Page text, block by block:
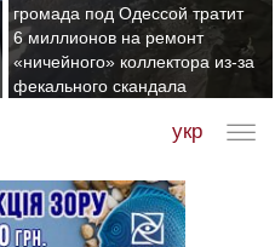
громада под Одессой тратит
6 миллионов на ремонт
«ничейного» коллектора из-за
фекального скандала
укр